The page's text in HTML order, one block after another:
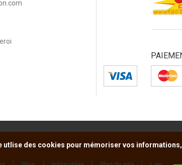
utlise des cookies pour mémoriser vos